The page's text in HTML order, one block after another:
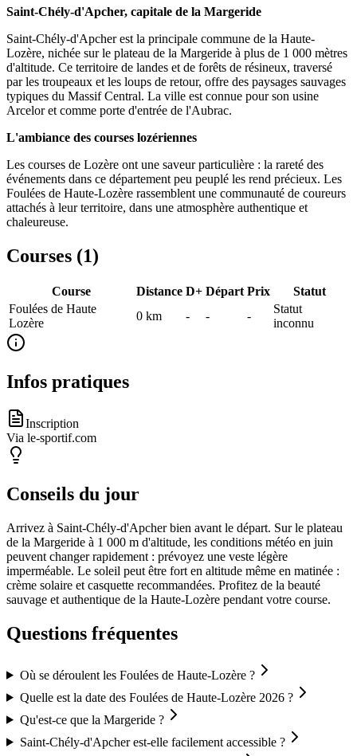
Saint-Chély-d'Apcher, capitale de la Margeride
Saint-Chély-d'Apcher est la principale commune de la Haute-
Lozère, nichée sur le plateau de la Margeride à plus de 1 000 mètres
d'altitude. Ce territoire de landes et de forêts de résineux, traversé
par les troupeaux et les loups de retour, offre des paysages sauvages
typiques du Massif Central. La ville est connue pour son usine
Arcelor et comme porte d'entrée de l'Aubrac.
L'ambiance des courses lozériennes
Les courses de Lozère ont une saveur particulière : la rareté des
événements dans ce département peu peuplé les rend précieux. Les
Foulées de Haute-Lozère rassemblent une communauté de coureurs
attachés à leur territoire, dans une atmosphère authentique et
chaleureuse.
Courses (1)
Course Distance D+ Départ Prix
Statut
Foulées de Haute
Lozère
0 km - - -
Statut
inconnu
Infos pratiques
Inscription
Via le-sportif.com
Conseils du jour
Arrivez à Saint-Chély-d'Apcher bien avant le départ. Sur le plateau
de la Margeride à 1 000 m d'altitude, les conditions météo en juin
peuvent changer rapidement : prévoyez une veste légère
imperméable. Le soleil peut être fort en altitude même en matinée :
crème solaire et casquette recommandées. Profitez de la beauté
sauvage et authentique de la Haute-Lozère pendant votre course.
Questions fréquentes
Où se déroulent les Foulées de Haute-Lozère ?
Quelle est la date des Foulées de Haute-Lozère 2026 ?
Qu'est-ce que la Margeride ?
Saint-Chély-d'Apcher est-elle facilement accessible ?